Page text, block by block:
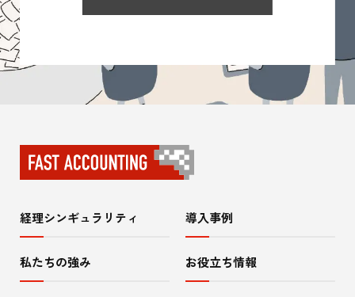
サ
イ
経理シンギュラリティ
私たちの強み
導入事例
お役立ち情報